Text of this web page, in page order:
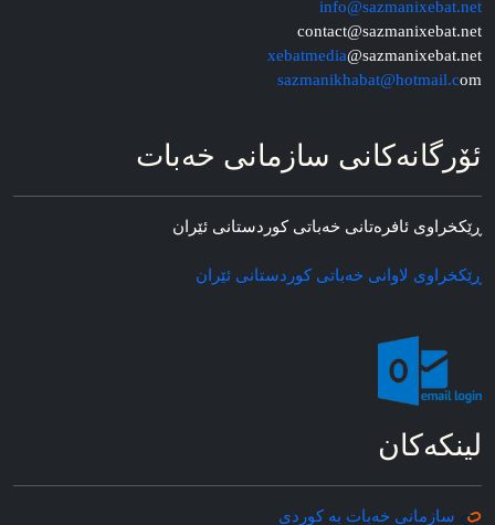
info@sazmanixebat.net
contact@sazmanixebat.net
xebatmedia@sazmanixebat.net
sazmanikhabat@hotmail.com
ئۆرگانه‌کانی سازمانی خه‌بات
ڕێکخراوی ئافره‌تانی خه‌باتی کوردستانی ئێران
ڕێکخراوی لاوانی خه‌باتی کوردستانی ئێران
لینکه‌کان
سازمانی خه‌بات به کوردی